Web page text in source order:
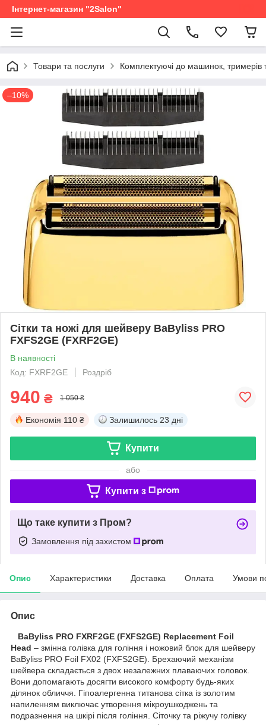
Інтернет-магазин "2Salon"
Товари та послуги Комплектуючі до машинок, тримерів
–10%
Сітки та ножі для шейверу BaByliss PRO
FXFS2GE (FXRF2GE)
В наявності
Код: FXRF2GE
Роздріб
940 ₴ 1 050 ₴
Економія 110 ₴ Залишилось 23 дні
Купити
або
Купити з
Що таке купити з Пром?
Замовлення під захистом
Опис Характеристики Доставка Оплата Умови
Опис
BaByliss PRO FXRF2GE (FXFS2GE) Replacement Foil
Head – змінна голівка для гоління і ножовий блок для шейверу
BaByliss PRO Foil FX02 (FXFS2GE). Брехаючий механізм
шейвера складається з двох незалежних плаваючих головок.
Вони допомагають досягти високого комфорту будь-яких
ділянок обличчя. Гіпоалергенна титанова сітка із золотим
напиленням виключає утворення мікроушкоджень та
подразнення на шкірі після гоління. Сіточку та ріжучу голівку